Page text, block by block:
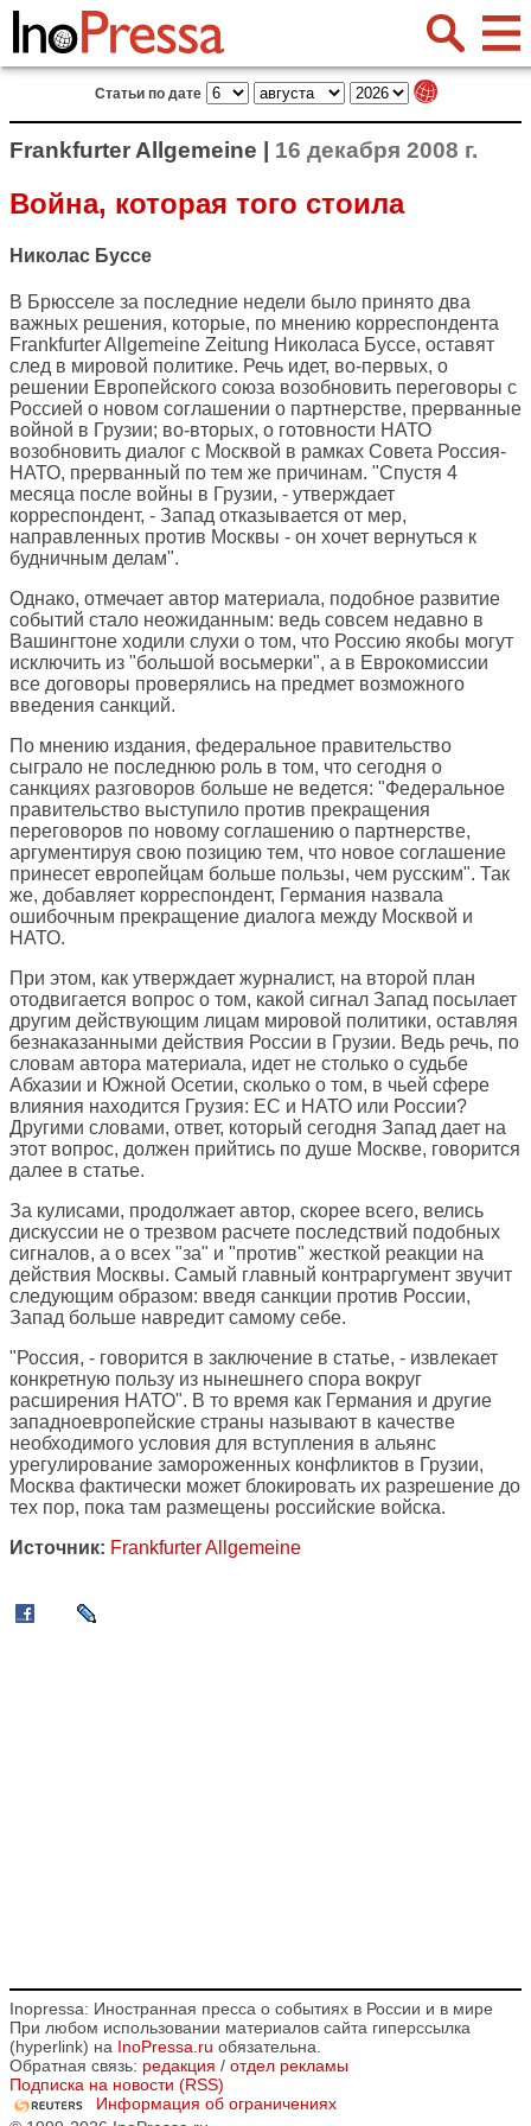
Статьи по дате
Frankfurter Allgemeine | 16 декабря 2008 г.
Война, которая того стоила
Николас Буссе
В Брюсселе за последние недели было принято два
важных решения, которые, по мнению корреспондента
Frankfurter Allgemeine Zeitung Николаса Буссе, оставят
след в мировой политике. Речь идет, во-первых, о
решении Европейского союза возобновить переговоры с
Россией о новом соглашении о партнерстве, прерванные
войной в Грузии; во-вторых, о готовности НАТО
возобновить диалог с Москвой в рамках Совета Россия-
НАТО, прерванный по тем же причинам. "Спустя 4
месяца после войны в Грузии, - утверждает
корреспондент, - Запад отказывается от мер,
направленных против Москвы - он хочет вернуться к
будничным делам".
Однако, отмечает автор материала, подобное развитие
событий стало неожиданным: ведь совсем недавно в
Вашингтоне ходили слухи о том, что Россию якобы могут
исключить из "большой восьмерки", а в Еврокомиссии
все договоры проверялись на предмет возможного
введения санкций.
По мнению издания, федеральное правительство
сыграло не последнюю роль в том, что сегодня о
санкциях разговоров больше не ведется: "Федеральное
правительство выступило против прекращения
переговоров по новому соглашению о партнерстве,
аргументируя свою позицию тем, что новое соглашение
принесет европейцам больше пользы, чем русским". Так
же, добавляет корреспондент, Германия назвала
ошибочным прекращение диалога между Москвой и
НАТО.
При этом, как утверждает журналист, на второй план
отодвигается вопрос о том, какой сигнал Запад посылает
другим действующим лицам мировой политики, оставляя
безнаказанными действия России в Грузии. Ведь речь, по
словам автора материала, идет не столько о судьбе
Абхазии и Южной Осетии, сколько о том, в чьей сфере
влияния находится Грузия: ЕС и НАТО или России?
Другими словами, ответ, который сегодня Запад дает на
этот вопрос, должен прийтись по душе Москве, говорится
далее в статье.
За кулисами, продолжает автор, скорее всего, велись
дискуссии не о трезвом расчете последствий подобных
сигналов, а о всех "за" и "против" жесткой реакции на
действия Москвы. Самый главный контраргумент звучит
следующим образом: введя санкции против России,
Запад больше навредит самому себе.
"Россия, - говорится в заключение в статье, - извлекает
конкретную пользу из нынешнего спора вокруг
расширения НАТО". В то время как Германия и другие
западноевропейские страны называют в качестве
необходимого условия для вступления в альянс
урегулирование замороженных конфликтов в Грузии,
Москва фактически может блокировать их разрешение до
тех пор, пока там размещены российские войска.
Источник: Frankfurter Allgemeine
Inopressa: Иностранная пресса о событиях в России и в мире
При любом использовании материалов сайта гиперссылка
(hyperlink) на InoPressa.ru обязательна.
Обратная связь: редакция / отдел рекламы
Подписка на новости (RSS)
Информация об ограничениях